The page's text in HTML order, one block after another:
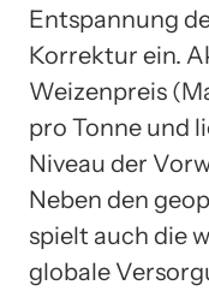
Entspannung
Korrektur ein.
Weizenpreis
pro Tonne und
Niveau der
Neben den
spielt auch die
globale